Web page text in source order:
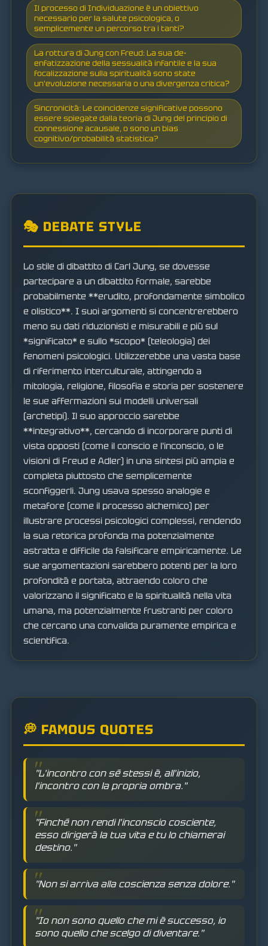
Il processo di Individuazione è un obiettivo
necessario per la salute psicologica, o
semplicemente un percorso tra i tanti?
La rottura di Jung con Freud: La sua de-
enfatizzazione della sessualità infantile e la sua
focalizzazione sulla spiritualità sono state
un'evoluzione necessaria o una divergenza critica?
Sincronicità: Le coincidenze significative possono
essere spiegate dalla teoria di Jung del principio di
connessione acausale, o sono un bias
cognitivo/probabilità statistica?
🎭 DEBATE STYLE
Lo stile di dibattito di Carl Jung, se dovesse
partecipare a un dibattito formale, sarebbe
probabilmente **erudito, profondamente simbolico
e olistico**. I suoi argomenti si concentrerebbero
meno su dati riduzionisti e misurabili e più sul
*significato* e sullo *scopo* (teleologia) dei
fenomeni psicologici. Utilizzerebbe una vasta base
di riferimento interculturale, attingendo a
mitologia, religione, filosofia e storia per sostenere
le sue affermazioni sui modelli universali
(archetipi). Il suo approccio sarebbe
**integrativo**, cercando di incorporare punti di
vista opposti (come il conscio e l'inconscio, o le
visioni di Freud e Adler) in una sintesi più ampia e
completa piuttosto che semplicemente
sconfiggerli. Jung usava spesso analogie e
metafore (come il processo alchemico) per
illustrare processi psicologici complessi, rendendo
la sua retorica profonda ma potenzialmente
astratta e difficile da falsificare empiricamente. Le
sue argomentazioni sarebbero potenti per la loro
profondità e portata, attraendo coloro che
valorizzano il significato e la spiritualità nella vita
umana, ma potenzialmente frustranti per coloro
che cercano una convalida puramente empirica e
scientifica.
💭 FAMOUS QUOTES
"L'incontro con sé stessi è, all'inizio,
l'incontro con la propria ombra."
"Finché non rendi l'inconscio cosciente,
esso dirigerà la tua vita e tu lo chiamerai
destino."
"Non si arriva alla coscienza senza dolore."
"Io non sono quello che mi è successo, io
sono quello che scelgo di diventare."